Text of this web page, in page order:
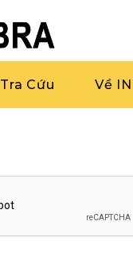
Tra Cứu Về